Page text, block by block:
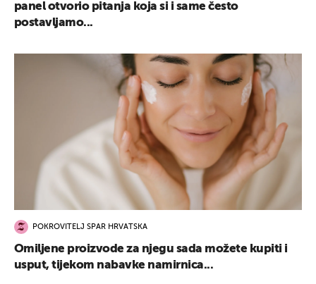
panel otvorio pitanja koja si i same često
postavljamo...
POKROVITELJ SPAR HRVATSKA
Omiljene proizvode za njegu sada možete kupiti i
usput, tijekom nabavke namirnica...